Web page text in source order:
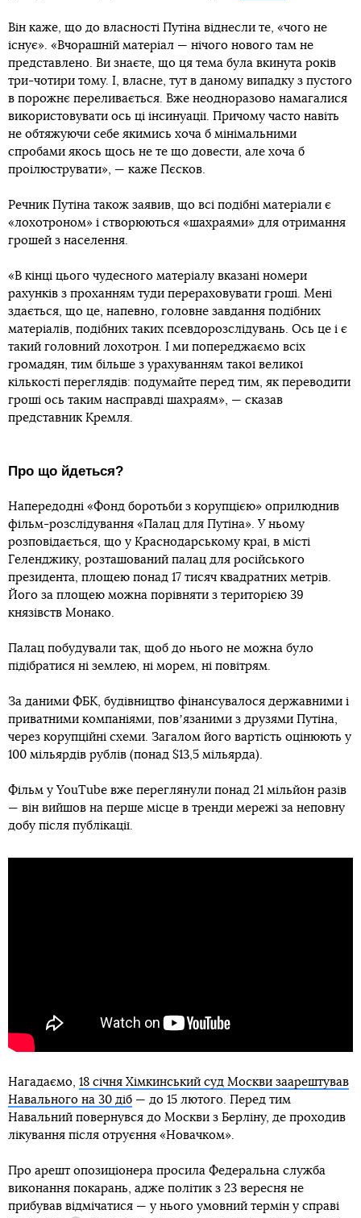
Він каже, що до власності Путіна віднесли те, «чого не
існує». «Вчорашній матеріал — нічого нового там не
представлено. Ви знаєте, що ця тема була вкинута років
три-чотири тому. І, власне, тут в даному випадку з пустого
в порожнє переливається. Вже неодноразово намагалися
використовувати ось ці інсинуації. Причому часто навіть
не обтяжуючи себе якимись хоча б мінімальними
спробами якось щось не те що довести, але хоча б
проілюструвати», — каже Пєсков.
Речник Путіна також заявив, що всі подібні матеріали є
«лохотроном» і створюються «шахраями» для отримання
грошей з населення.
«В кінці цього чудесного матеріалу вказані номери
рахунків з проханням туди перераховувати гроші. Мені
здається, що це, напевно, головне завдання подібних
матеріалів, подібних таких псевдорозслідувань. Ось це і є
такий головний лохотрон. І ми попереджаємо всіх
громадян, тим більше з урахуванням такої великої
кількості переглядів: подумайте перед тим, як переводити
гроші ось таким насправді шахраям», — сказав
представник Кремля.
Про що йдеться?
Напередодні «Фонд боротьби з корупцією» оприлюднив
фільм-розслідування «Палац для Путіна». У ньому
розповідається, що у Краснодарському краї, в місті
Геленджику, розташований палац для російського
президента, площею понад 17 тисяч квадратних метрів.
Його за площею можна порівняти з територією 39
князівств Монако.
Палац побудували так, щоб до нього не можна було
підібратися ні землею, ні морем, ні повітрям.
За даними ФБК, будівництво фінансувалося державними і
приватними компаніями, повʼязаними з друзями Путіна,
через корупційні схеми. Загалом його вартість оцінюють у
100 мільярдів рублів (понад $13,5 мільярда).
Фільм у YouTube вже переглянули понад 21 мільйон разів
— він вийшов на перше місце в тренди мережі за неповну
добу після публікації.
Нагадаємо, 18 січня Хімкинський суд Москви заарештував
Навального на 30 діб — до 15 лютого. Перед тим
Навальний повернувся до Москви з Берліну, де проходив
лікування після отруєння «Новачком».
Про арешт опозиціонера просила Федеральна служба
виконання покарань, адже політик з 23 вересня не
прибував відмічатися — у нього умовний термін у справі